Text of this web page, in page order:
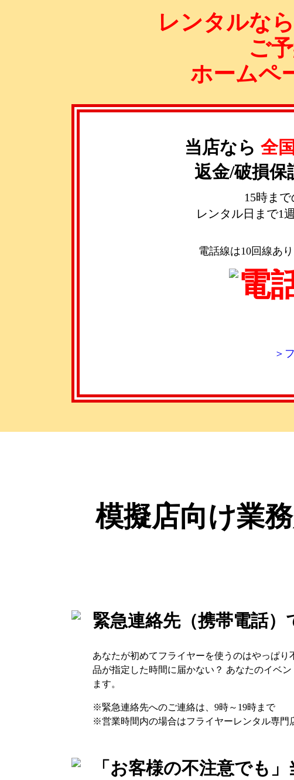
レンタルな
ご
ホームペ
当店なら 全
返金/破損保
15時まで
レンタル日まで1
電話線は10回線あ
＞
模擬店向け業
緊急連絡先（携帯電話）
あなたが初めてフライヤーを使うのはやっぱ
品が指定した時間に届かない？ あなたのイベ
ます。
緊急連絡先へのご連絡は、 9時～19時まで
営業時間内の場合はフライヤーレンタル専門
「お客様の不注意でも」